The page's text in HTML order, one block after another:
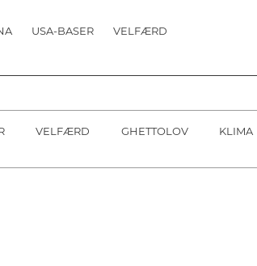
VELFÆRD GHETTOLOV
KLIMA
USA-BASER
VELFÆRD